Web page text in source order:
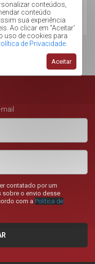
conteúdos,
conteúdo
sua experiência
Ao clicar em “Aceitar'
uso de cookies para
de Privacidade
Aceitar
contatado por um
sobre o envio desse
com a Política de